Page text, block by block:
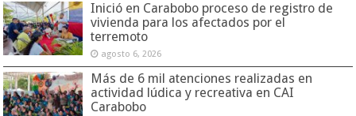
Inició en Carabobo proceso de registro de
vivienda para los afectados por el
terremoto
agosto 6, 2026
Más de 6 mil atenciones realizadas en
actividad lúdica y recreativa en CAI
Carabobo